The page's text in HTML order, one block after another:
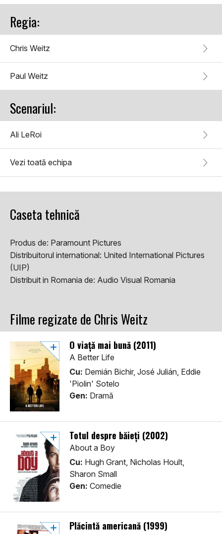
Regia:
Chris Weitz
Paul Weitz
Scenariul:
Ali LeRoi
Vezi toată echipa
Caseta tehnică
Produs de: Paramount Pictures
Distribuitorul international: United International Pictures
(UIP)
Distribuit in Romania de: Audio Visual Romania
Filme regizate de Chris Weitz
O viață mai bună (2011)
A Better Life
Cu: Demián Bichir, José Julián, Eddie
'Piolin' Sotelo
Gen: Dramă
Totul despre băieți (2002)
About a Boy
Cu: Hugh Grant, Nicholas Hoult,
Sharon Small
Gen: Comedie
Plăcintă americană (1999)